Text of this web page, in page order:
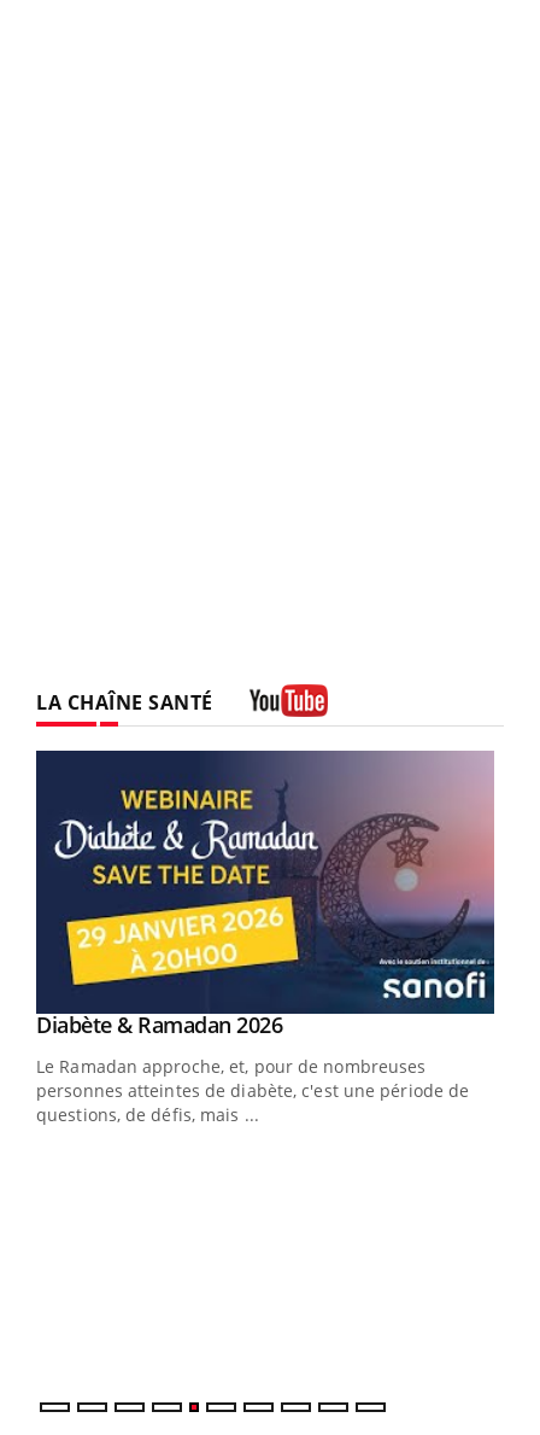
LA CHAÎNE SANTÉ
Youtube
Diabète & Ramadan 2026Youtube
Le Ramadan approche, et, pour de nombreuses
personnes atteintes de diabète, c'est une période de
questions, de défis, mais ...